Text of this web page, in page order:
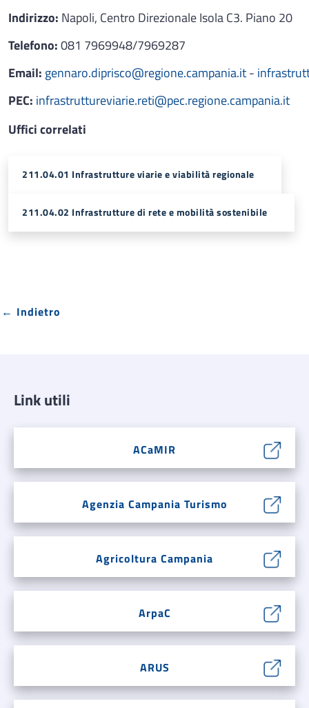
Indirizzo: Napoli, Centro Direzionale Isola C3. Piano 20
Telefono:081 7969948/7969287
Email: gennaro.diprisco@regione.campania.it-
PEC: infrastruttureviarie.reti@pec.regione.campania.it
Uffici correlati
211.04.01 Infrastrutture viarie e viabilità regionale
211.04.02 Infrastrutture di rete e mobilità sostenibile
← Indietro
Link utili
ACaMIR
Agenzia Campania Turismo
Agricoltura Campania
ArpaC
ARUS